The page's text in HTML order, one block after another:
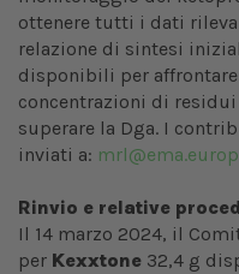
ottenere tutti i dati
relazione di sintesi
disponibili per
concentrazioni di
superare la Dga. I
inviati a:
Rinvio e relative
Il 14 marzo 2024, il
per Kexxtone 32,4 g